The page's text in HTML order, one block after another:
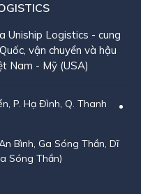
Uniship Logistics - cung
vận chuyển và hậu
Nam - Mỹ (USA)
P. Hạ Đình, Q. Thanh
Bình, Ga Sóng Thần, Dĩ
Sóng Thần)